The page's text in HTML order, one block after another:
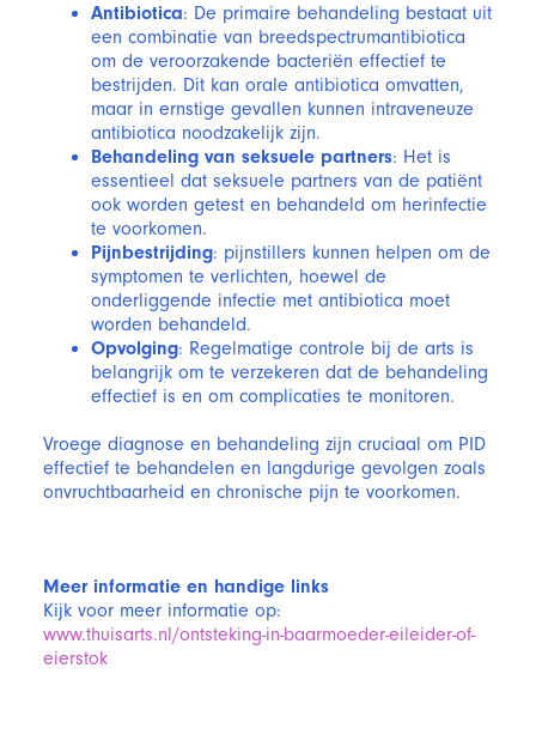
Antibiotica: De primaire behandeling bestaat uit
een combinatie van breedspectrumantibiotica
om de veroorzakende bacteriën effectief te
bestrijden. Dit kan orale antibiotica omvatten,
maar in ernstige gevallen kunnen intraveneuze
antibiotica noodzakelijk zijn.
Behandeling van seksuele partners: Het is
essentieel dat seksuele partners van de patiënt
ook worden getest en behandeld om herinfectie
te voorkomen.
Pijnbestrijding: pijnstillers kunnen helpen om de
symptomen te verlichten, hoewel de
onderliggende infectie met antibiotica moet
worden behandeld.
Opvolging: Regelmatige controle bij de arts is
belangrijk om te verzekeren dat de behandeling
effectief is en om complicaties te monitoren.
Vroege diagnose en behandeling zijn cruciaal om PID
effectief te behandelen en langdurige gevolgen zoals
onvruchtbaarheid en chronische pijn te voorkomen.
Meer informatie en handige links
Kijk voor meer informatie op:
www.thuisarts.nl/ontsteking-in-baarmoeder-eileider-of-
eierstok